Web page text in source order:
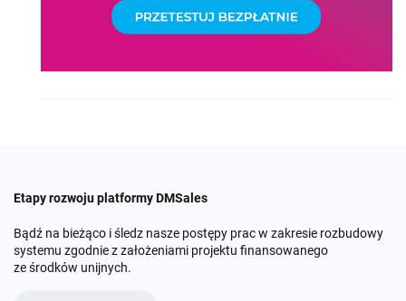
Etapy rozwoju platformy DMSales
Bądź na bieżąco i śledz nasze postępy prac w zakresie rozbudowy
systemu zgodnie z założeniami projektu finansowanego
ze środków unijnych.